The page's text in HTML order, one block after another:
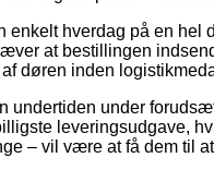
enkelt hverdag på en hel
at bestillingen
døren inden
undertiden under
leveringsudgave,
– vil være at få dem til